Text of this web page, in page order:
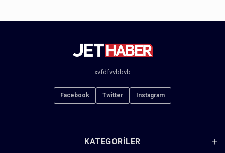
xvfdfvvbbvb
Facebook Twitter Instagram
KATEGORILER